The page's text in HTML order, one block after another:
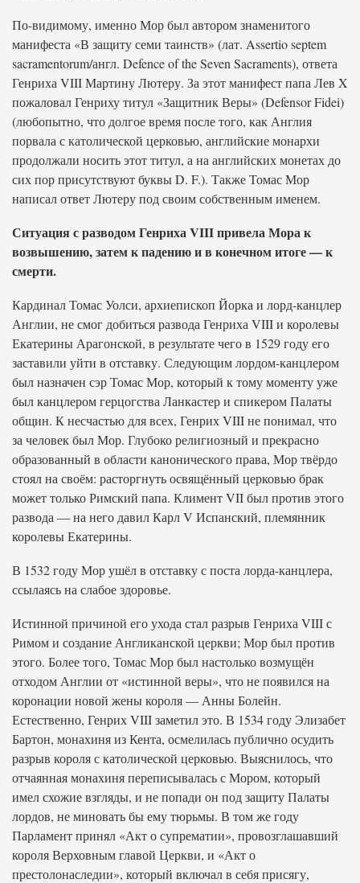
По-видимому, именно Мор был автором знаменитого
манифеста «В защиту семи таинств» (лат. Assertio septem
sacramentorum/англ. Defence of the Seven Sacraments), ответа
Генриха VIII Мартину Лютеру. За этот манифест папа Лев X
пожаловал Генриху титул «Защитник Веры» (Defensor Fidei)
(любопытно, что долгое время после того, как Англия
порвала с католической церковью, английские монархи
продолжали носить этот титул, а на английских монетах до
сих пор присутствуют буквы D. F.). Также Томас Мор
написал ответ Лютеру под своим собственным именем.
Ситуация с разводом Генриха VIII привела Мора к
возвышению, затем к падению и в конечном итоге — к
смерти.
Кардинал Томас Уолси, архиепископ Йорка и лорд-канцлер
Англии, не смог добиться развода Генриха VIII и королевы
Екатерины Арагонской, в результате чего в 1529 году его
заставили уйти в отставку. Следующим лордом-канцлером
был назначен сэр Томас Мор, который к тому моменту уже
был канцлером герцогства Ланкастер и спикером Палаты
общин. К несчастью для всех, Генрих VIII не понимал, что
за человек был Мор. Глубоко религиозный и прекрасно
образованный в области канонического права, Мор твёрдо
стоял на своём: расторгнуть освящённый церковью брак
может только Римский папа. Климент VII был против этого
развода — на него давил Карл V Испанский, племянник
королевы Екатерины.
В 1532 году Мор ушёл в отставку с поста лорда-канцлера,
ссылаясь на слабое здоровье.
Истинной причиной его ухода стал разрыв Генриха VIII с
Римом и создание Англиканской церкви; Мор был против
этого. Более того, Томас Мор был настолько возмущён
отходом Англии от «истинной веры», что не появился на
коронации новой жены короля — Анны Болейн.
Естественно, Генрих VIII заметил это. В 1534 году Элизабет
Бартон, монахиня из Кента, осмелилась публично осудить
разрыв короля с католической церковью. Выяснилось, что
отчаянная монахиня переписывалась с Мором, который
имел схожие взгляды, и не попади он под защиту Палаты
лордов, не миновать бы ему тюрьмы. В том же году
Парламент принял «Акт о супрематии», провозглашавший
короля Верховным главой Церкви, и «Акт о
престолонаследии», который включал в себя присягу,